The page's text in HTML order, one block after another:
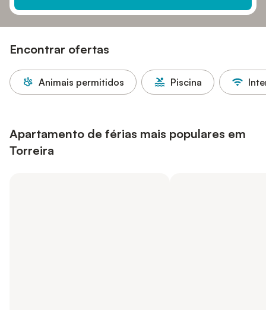
Encontrar ofertas
Animais permitidos Piscina
Apartamento de férias mais populares em
Torreira